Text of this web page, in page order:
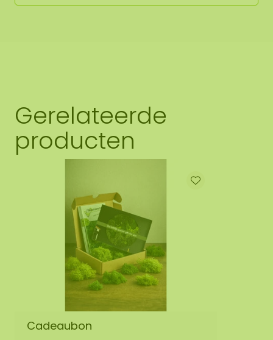
Gerelateerde
producten
Cadeaubon